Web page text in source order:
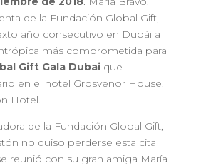
de la Fundación Global Gift,
año consecutivo en Dubái a
más comprometida para
Gift Gala Dubai que
en el hotel Grosvenor House,
Hotel.
de la Fundación Global Gift,
no quiso perderse esta cita
reunió con su gran amiga María